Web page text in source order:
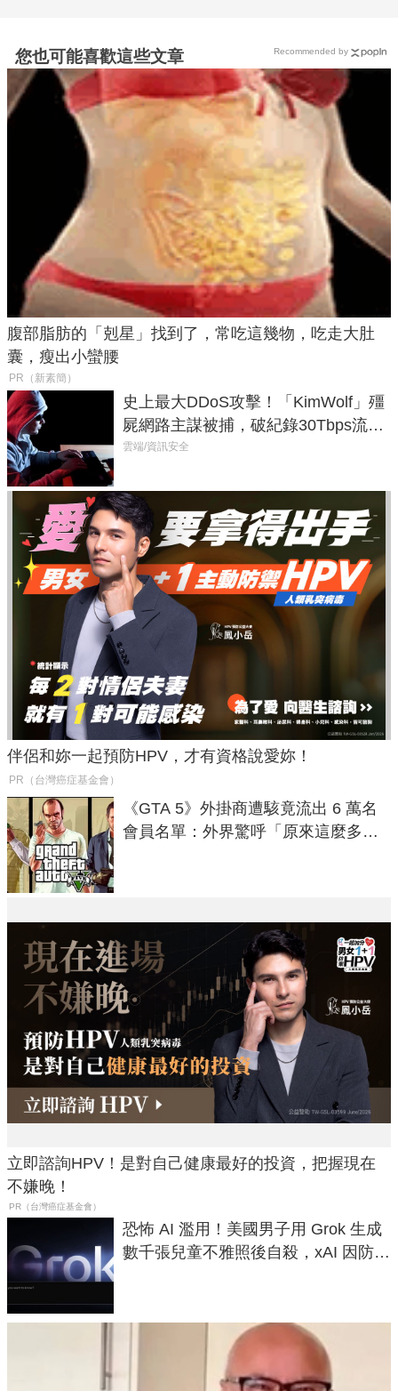
您也可能喜歡這些文章
腹部脂肪的「剋星」找到了，常吃這幾物，吃走大肚
囊，瘦出小蠻腰
PR（新素簡）
史上最大DDoS攻擊！「KimWolf」殭
屍網路主謀被捕，破紀錄30Tbps流量
癱瘓全球！
雲端/資訊安全
伴侶和妳一起預防HPV，才有資格說愛妳！
PR（台灣癌症基金會）
《GTA 5》外掛商遭駭竟流出 6 萬名
會員名單：外界驚呼「原來這麼多人
立即諮詢HPV！是對自己健康最好的投資，把握現在
不嫌晚！
PR（台灣癌症基金會）
恐怖 AI 濫用！美國男子用 Grok 生成
數千張兒童不雅照後自殺，xAI 因防護
Recommended by